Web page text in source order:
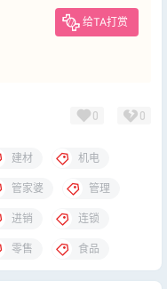
给TA打赏
0 0
建材 机电
管家婆 管理
进销 连锁
零售 食品